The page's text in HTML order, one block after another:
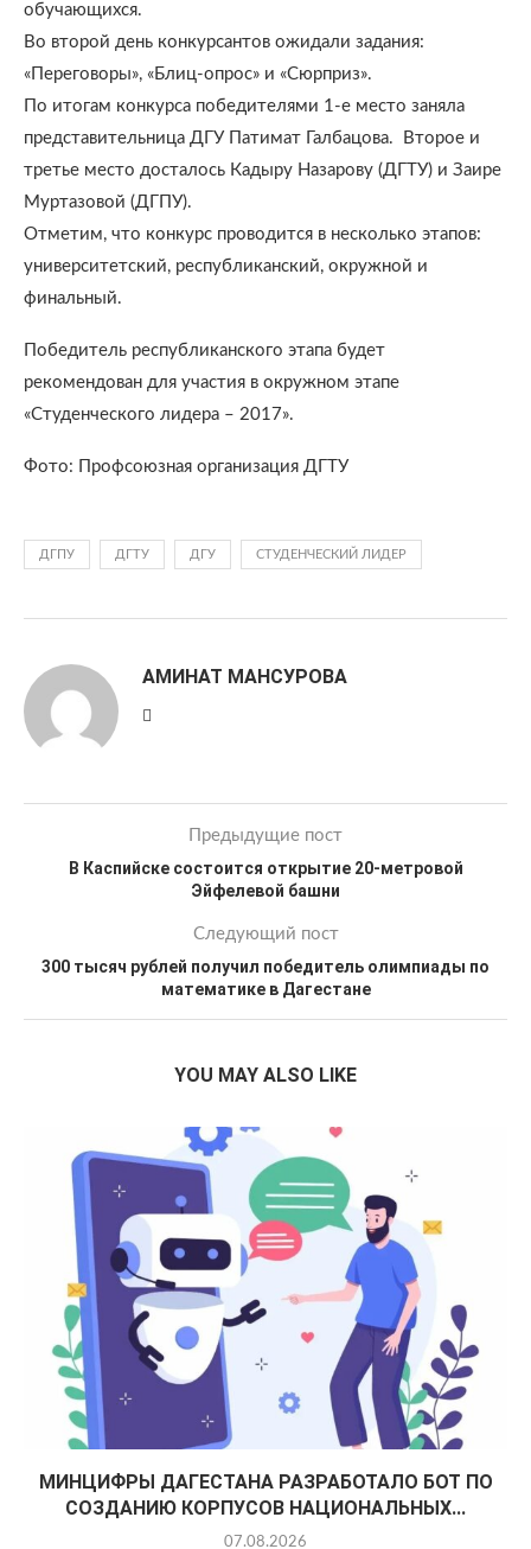
обучающихся.
Во второй день конкурсантов ожидали задания:
«Переговоры», «Блиц-опрос» и «Сюрприз».
По итогам конкурса победителями 1-е место заняла
представительница ДГУ Патимат Галбацова. Второе и
третье место досталось Кадыру Назарову (ДГТУ) и Заире
Муртазовой (ДГПУ).
Отметим, что конкурс проводится в несколько этапов:
университетский, республиканский, окружной и
финальный.
Победитель республиканского этапа будет
рекомендован для участия в окружном этапе
«Студенческого лидера – 2017».
Фото: Профсоюзная организация ДГТУ
ДГПУ ДГТУ ДГУ СТУДЕНЧЕСКИЙ ЛИДЕР
АМИНАТ МАНСУРОВА
Предыдущие пост
В Каспийске состоится открытие 20-метровой
Эйфелевой башни
Следующий пост
300 тысяч рублей получил победитель олимпиады по
математике в Дагестане
YOU MAY ALSO LIKE
МИНЦИФРЫ ДАГЕСТАНА РАЗРАБОТАЛО БОТ ПО
СОЗДАНИЮ КОРПУСОВ НАЦИОНАЛЬНЫХ...
07.08.2026